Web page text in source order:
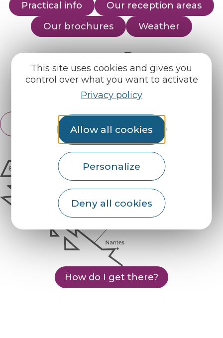
This site uses cookies and gives you
control over what you want to activate
Privacy policy
Allow all cookies
Personalize
Deny all cookies
Practical info
Our reception areas
Our brochures
Weather
Find us on :
Espace pro Partners
English
Français
How do I get there?